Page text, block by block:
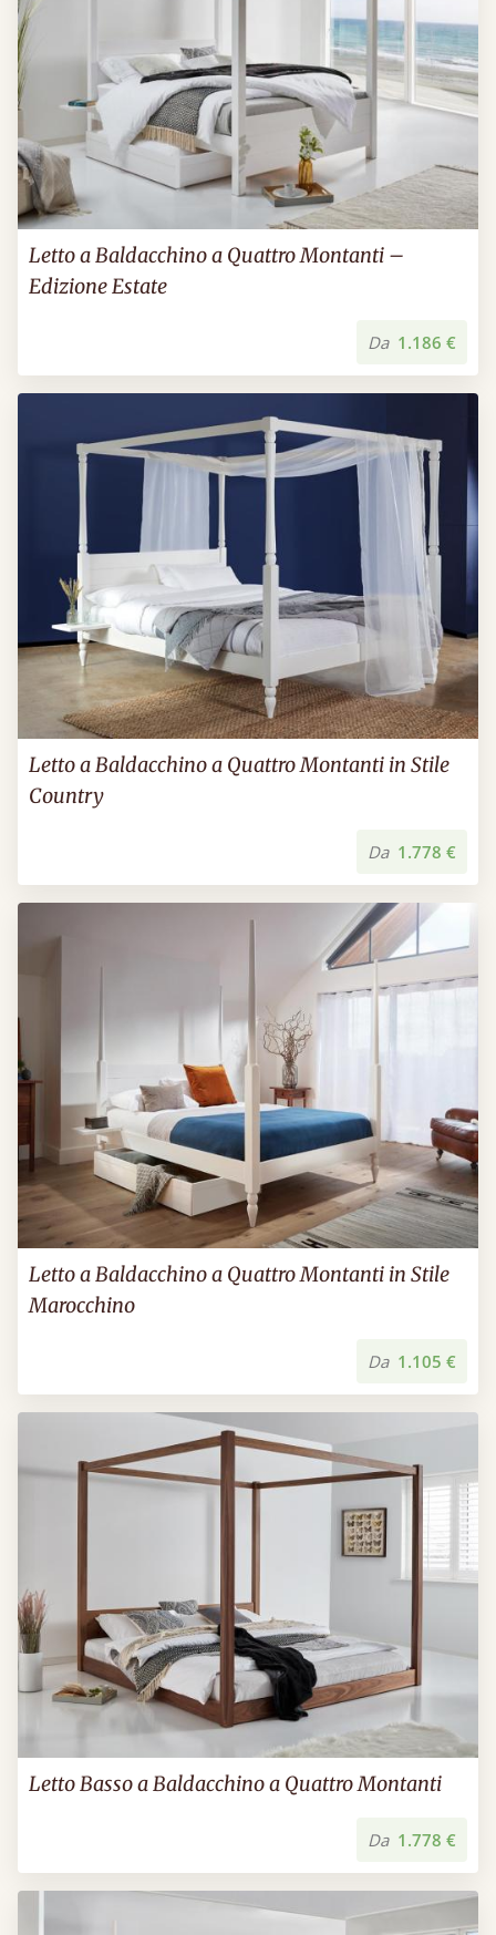
Letto a Baldacchino a Quattro Montanti –
Edizione Estate
Da 1.186 €
Letto a Baldacchino a Quattro Montanti in Stile
Country
Da 1.778 €
Letto a Baldacchino a Quattro Montanti in Stile
Marocchino
Da 1.105 €
Letto Basso a Baldacchino a Quattro Montanti
Da 1.778 €